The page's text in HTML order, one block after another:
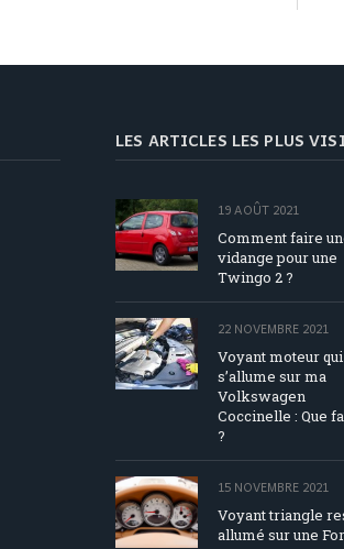
LES ARTICLES LES PLUS
19 AOÛT 2021
Comment faire
vidange pour une
Twingo 2 ?
22 NOVEMBRE 2021
Voyant moteur qui
s’allume sur ma
Volkswagen
Coccinelle : Que
?
15 NOVEMBRE 2021
Voyant triangle
allumé sur une